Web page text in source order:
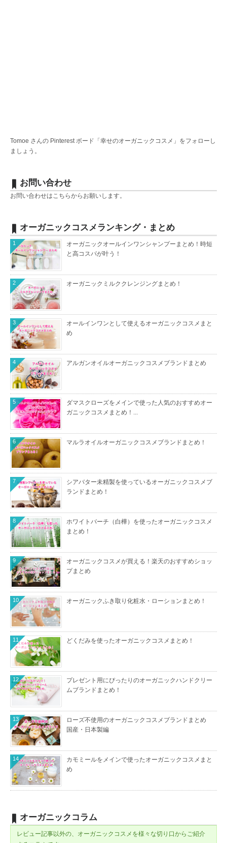
Tomoe さんの Pinterest ボード「幸せのオーガニックコスメ」をフォローし
ましょう。
お問い合わせ
お問い合わせはこちらからお願いします。
オーガニックコスメランキング・まとめ
オーガニックオールインワンシャンプーまとめ！時短
と高コスパが叶う！
1
オーガニックミルククレンジングまとめ！
2
オールインワンとして使えるオーガニックコスメまと
め
3
アルガンオイルオーガニックコスメブランドまとめ
4
ダマスクローズをメインで使った人気のおすすめオー
ガニックコスメまとめ！...
5
マルラオイルオーガニックコスメブランドまとめ！
6
シアバター未精製を使っているオーガニックコスメブ
ランドまとめ！
7
ホワイトバーチ（白樺）を使ったオーガニックコスメ
まとめ！
8
オーガニックコスメが買える！楽天のおすすめショッ
プまとめ
9
オーガニックふき取り化粧水・ローションまとめ！
10
どくだみを使ったオーガニックコスメまとめ！
11
プレゼント用にぴったりのオーガニックハンドクリー
ムブランドまとめ！
12
ローズ不使用のオーガニックコスメブランドまとめ
国産・日本製編
13
カモミールをメインで使ったオーガニックコスメまと
め
14
オーガニックコラム
レビュー記事以外の、オーガニックコスメを様々な切り口からご紹介